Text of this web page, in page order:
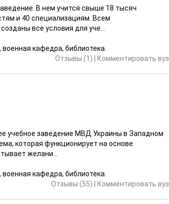
В нем учится свыше 18 тысяч
и 40 специализациям. Всем
все условия для уче...
кафедра, библиотека.
Отзывы (1)
Комментировать вуз
учебное заведение МВД Украины в Западном
которая функционирует на основе
желани...
кафедра, библиотека.
Отзывы (55)
Комментировать вуз